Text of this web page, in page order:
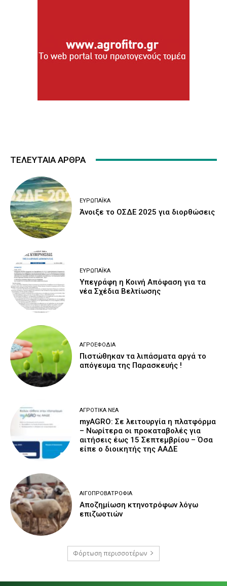
ΤΕΛΕΥΤΑΙΑ ΑΡΘΡΑ
ΕΥΡΩΠΑΪΚΆ
Άνοιξε το ΟΣΔΕ 2025 για διορθώσεις
ΕΥΡΩΠΑΪΚΆ
Υπεγράφη η Κοινή Απόφαση για τα
νέα Σχέδια Βελτίωσης
ΑΓΡΟΕΦΌΔΙΑ
Πιστώθηκαν τα λιπάσματα αργά το
απόγευμα της Παρασκευής !
ΑΓΡΟΤΙΚΆ ΝΈΑ
myAGRO: Σε λειτουργία η πλατφόρμα
– Νωρίτερα οι προκαταβολές για
αιτήσεις έως 15 Σεπτεμβρίου – Όσα
είπε ο διοικητής της ΑΑΔΕ
ΑΙΓΟΠΡΟΒΑΤΡΟΦΊΑ
Αποζημίωση κτηνοτρόφων λόγω
επιζωοτιών
Φόρτωση περισσοτέρων